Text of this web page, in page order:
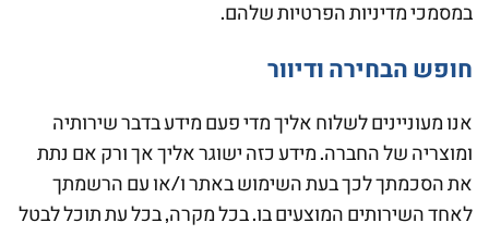
במסמכי מדיניות הפרטיות שלהם.
חופש הבחירה ודיוור
אנו מעוניינים לשלוח אליך מדי פעם מידע בדבר שירותיה
ומוצריה של החברה. מידע כזה ישוגר אליך אך ורק אם נתת
את הסכמתך לכך בעת השימוש באתר ו/או עם הרשמתך
לאחד השירותים המוצעים בו. בכל מקרה, בכל עת תוכל לבטל